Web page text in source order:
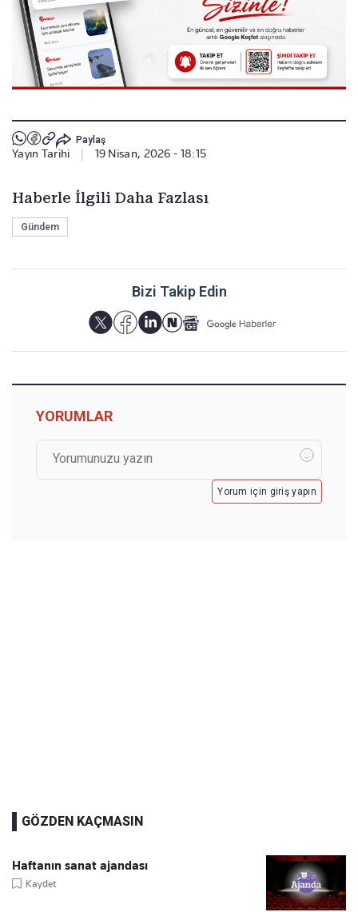
Paylaş
Yayın Tarihi 19 Nisan, 2026 - 18:15
Haberle İlgili Daha Fazlası
Gündem
Bizi Takip Edin
YORUMLAR
Yorum için giriş yapın
GÖZDEN KAÇMASIN
Haftanın sanat ajandası
Kaydet